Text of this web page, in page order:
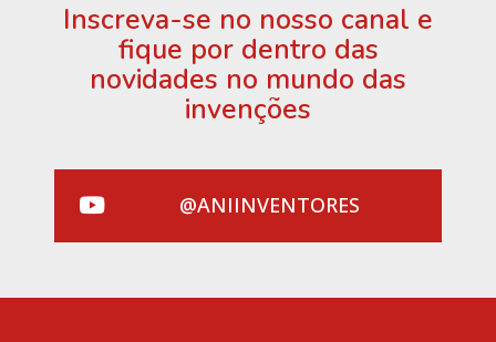
Inscreva-se no nosso canal e
fique por dentro das
novidades no mundo das
invenções
@ANIINVENTORES